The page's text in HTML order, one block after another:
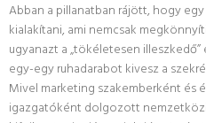
Abban a pillanatban rájött, hogy
kialakítani, ami nemcsak
ugyanazt a „tökéletesen
egy-egy ruhadarabot kivesz a
Mivel marketing szakemberként és
igazgatóként dolgozott